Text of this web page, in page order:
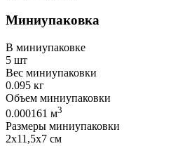
Миниупаковка
В миниупаковке
5 шт
Вес миниупаковки
0.095 кг
Объем миниупаковки
0.000161 м3
Размеры миниупаковки
2х11,5х7 см